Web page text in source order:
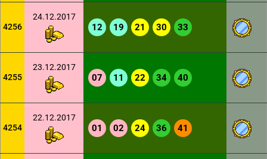
4256
24.12.2017
12 19 21 30 33
4255
23.12.2017
07 11 22 34 40
4254
22.12.2017
01 02 24 36 41